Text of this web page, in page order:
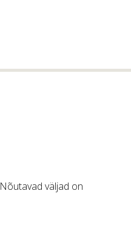
Nõutavad väljad on